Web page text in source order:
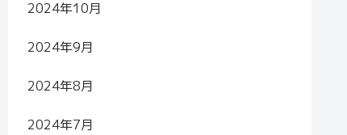
2024年10月
2024年9月
2024年8月
2024年7月